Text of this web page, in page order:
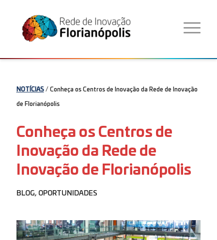
NOTÍCIAS/ Conheça os Centros de Inovação da Rede de Inovação
de Florianópolis
Conheça os Centros de
Inovação da Rede de
Inovação de Florianópolis
BLOG, OPORTUNIDADES